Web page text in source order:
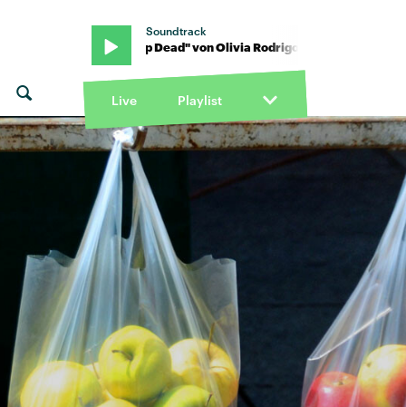
Soundtrack
· "Drop Dead" von Olivia Rodrigo · "Drop Dead" von Olivia
Live Playlist